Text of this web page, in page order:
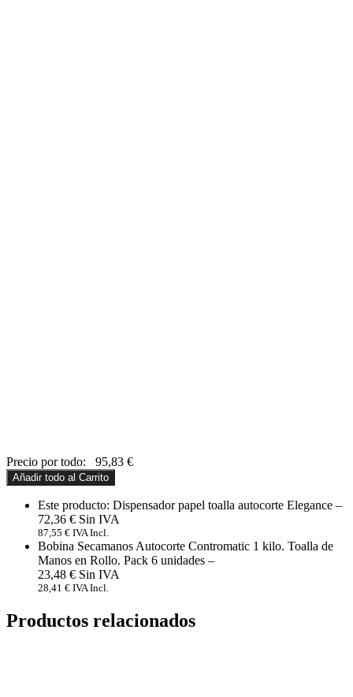
Precio por todo: 95,83 €
Añadir todo al Carrito
Este producto: Dispensador papel toalla autocorte Elegance –
72,36 €
87,55 € IVA Incl.
Bobina Secamanos Autocorte Contromatic 1 kilo. Toalla de
Manos en Rollo. Pack 6 unidades –
23,48 €
28,41 € IVA Incl.
Productos relacionados